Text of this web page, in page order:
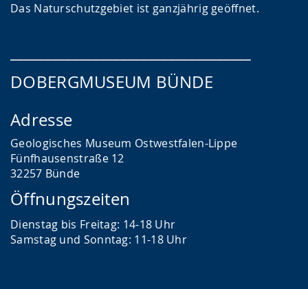
Das Naturschutzgebiet ist ganzjährig geöffnet.
DOBERGMUSEUM BÜNDE
Adresse
Geologisches Museum Ostwestfalen-Lippe
Fünfhausenstraße 12
32257 Bünde
Öffnungszeiten
Dienstag bis Freitag: 14-18 Uhr
Samstag und Sonntag: 11-18 Uhr